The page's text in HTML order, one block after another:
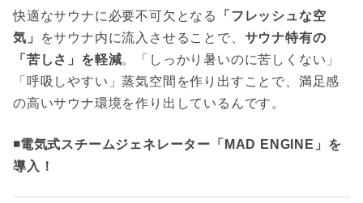
快適なサウナに必要不可欠となる
「フレッシュな空
気」
をサウナ内に流入させることで、 サウナ特有の
「苦しさ」を軽減。「しっかり暑いのに苦しくない」
「呼吸しやすい」蒸気空間を作り出すことで、満足感
の高いサウナ環境を作り出しているんです。
◾️電気式スチームジェネレーター「MAD ENGINE」を
導入！